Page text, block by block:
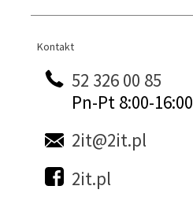
Kontakt
Kontakt
52 326 00 85
Pn-Pt 8:00-16:00
2it@2it.pl
2it.pl